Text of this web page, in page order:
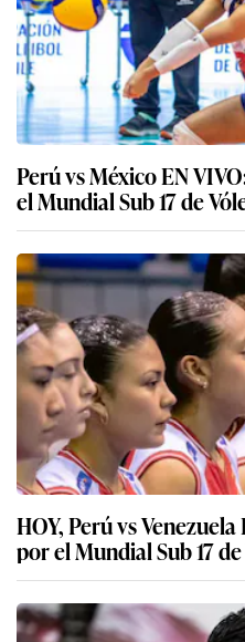
Perú vs México EN
el Mundial Sub 17 de
HOY, Perú vs
por el Mundial Sub 17